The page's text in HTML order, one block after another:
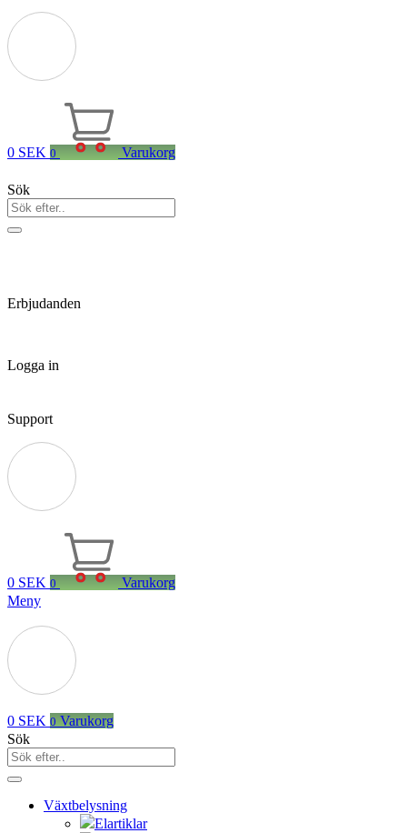
0 SEK 0 Varukorg
Sök
Erbjudanden
Logga in
Support
0 SEK 0
Varukorg
Meny
0 SEK 0 Varukorg
Sök
Växtbelysning
Elartiklar